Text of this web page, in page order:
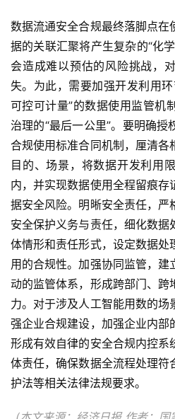
数据流通安全合规最终落脚点在
据的关联汇聚将产生复杂的“化
会造成难以预估的风险挑战，
失。为此，需要加强开发利用
可控可计量”的数据使用监管机
治理的“最后一公里”。要明确
合规使用标准合同机制，厘清各
目的、场景，将数据开发利用
内，并实现数据使用全程留痕
据安全风险。明晰安全责任，严
安全保护义务与责任，细化数
体情形和责任形式，设定数据处
用的合规性。加强协同监管，
动的监管体系，形成跨部门、跨
力。对于涉及人工智能用数的场
强企业合规建设，加强企业内部
形成有效自律的安全合规内控系
体责任，确保数据全流程处理符
护法等相关法律法规要求。